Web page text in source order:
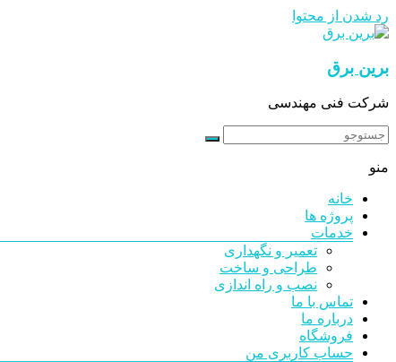
رد شدن از محتوا
برین برق
شرکت فنی مهندسی
منو
خانه
پروژه ها
خدمات
تعمیر و نگهداری
طراحی و ساخت
نصب و راه اندازی
تماس با ما
درباره ما
فروشگاه
حساب کاربری من